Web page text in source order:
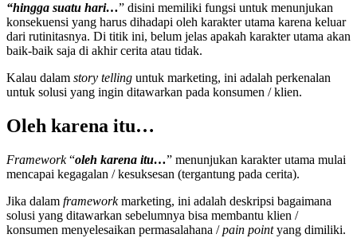
“hingga suatu hari…” disini memiliki fungsi untuk menunjukan
konsekuensi yang harus dihadapi oleh karakter utama karena keluar
dari rutinitasnya. Di titik ini, belum jelas apakah karakter utama akan
baik-baik saja di akhir cerita atau tidak.
Kalau dalam story telling untuk marketing, ini adalah perkenalan
untuk solusi yang ingin ditawarkan pada konsumen / klien.
Oleh karena itu…
Framework“oleh karena itu…” menunjukan karakter utama mulai
mencapai kegagalan / kesuksesan (tergantung pada cerita).
Jika dalam frameworkmarketing, ini adalah deskripsi bagaimana
solusi yang ditawarkan sebelumnya bisa membantu klien /
konsumen menyelesaikan permasalahana /pain pointyang dimiliki.